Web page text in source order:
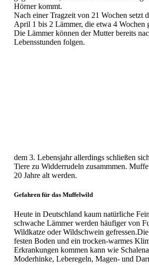
Hörner kommt.
Nach einer Tragzeit von 21 Wochen setzt
April 1 bis 2 Lämmer, die etwa 4 Wochen
Die Lämmer können der Mutter bereits
Lebensstunden folgen.
dem 3. Lebensjahr allerdings schließen
Tiere zu Widderrudeln zusammmen.
20 Jahre alt werden.
Gefahren für das Muffelwild
Heute in Deutschland kaum natürliche
schwache Lämmer werden häufiger von
Wildkatze oder Wildschwein
festen Boden und ein trocken-warmes
Erkrankungen kommen kann wie
Moderhinke, Leberegeln, Magen- und